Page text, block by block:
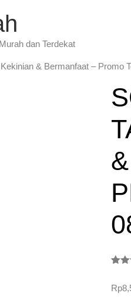
dan Terdekat
& Bermanfaat – Promo
Rp